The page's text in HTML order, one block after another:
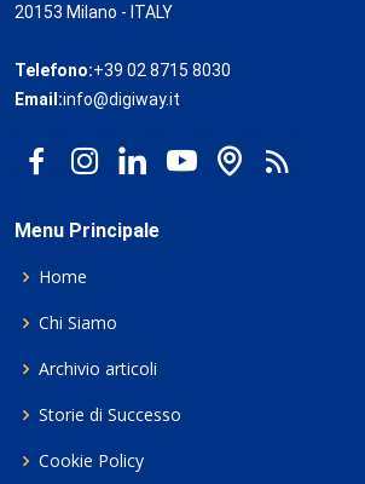
20153 Milano - ITALY
Telefono:+39 02 8715 8030
Email:info@digiway.it
Menu Principale
Home
Chi Siamo
Archivio articoli
Storie di Successo
Cookie Policy